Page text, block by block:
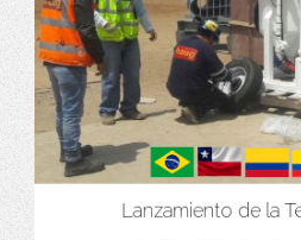
Lanzamiento de la